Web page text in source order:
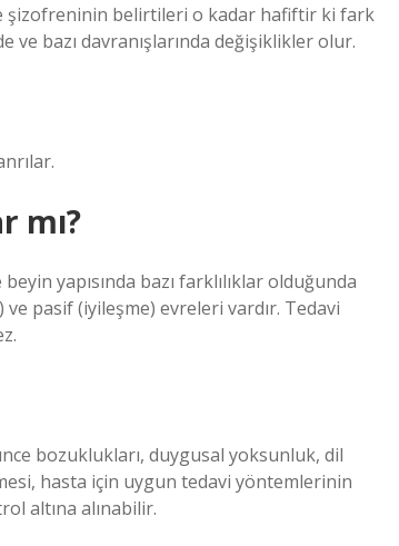
şizofreninin belirtileri o kadar hafiftir ki fark
bazı davranışlarında değişiklikler olur.
mı?
yapısında bazı farklılıklar olduğunda
ve pasif (iyileşme) evreleri vardır. Tedavi
bozuklukları, duygusal yoksunluk, dil
hasta için uygun tedavi yöntemlerinin
altına alınabilir.